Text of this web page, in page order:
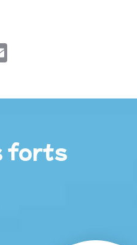
forts